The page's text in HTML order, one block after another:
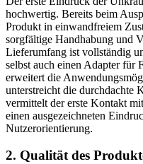
hochwertig. Bereits beim
Produkt in einwandfreiem
sorgfältige Handhabung und
Lieferumfang ist vollständig
selbst auch einen Adapter für
erweitert die
unterstreicht die durchdachte
vermittelt der erste Kontakt
einen ausgezeichneten
Nutzerorientierung.
2. Qualität des